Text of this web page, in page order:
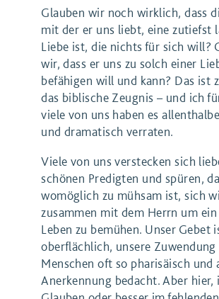
Glauben wir noch wirklich, dass
mit der er uns liebt, eine zutiefst
Liebe ist, die nichts für sich will?
wir, dass er uns zu solch einer
befähigen will und kann? Das ist
das biblische Zeugnis – und ich
viele von uns haben es
und dramatisch verraten.
Viele von uns verstecken sich
schönen Predigten und spüren,
womöglich zu mühsam ist, sich
zusammen mit dem Herrn um
Leben zu bemühen. Unser Gebet
oberflächlich, unsere Zuwendung
Menschen oft so pharisäisch und
Anerkennung bedacht. Aber hier,